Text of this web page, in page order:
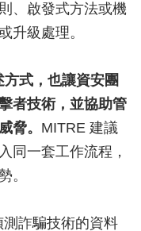
、啟發式方法或機
升級處理。
式，也讓資安團
者技術，並協助管
脅。 MITRE 建議
同一套工作流程，
。
詐騙技術的資料